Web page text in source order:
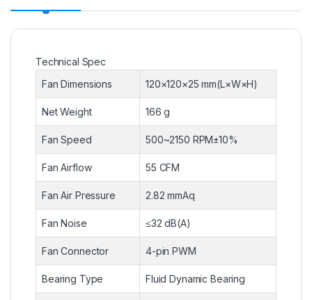
Technical Spec
Fan Dimensions
120×120×25 mm(L×W×H)
Net Weight 166 g
Fan Speed 500~2150 RPM±10%
Fan Airflow 55 CFM
Fan Air Pressure 2.82 mmAq
Fan Noise ≤32 dB(A)
Fan Connector 4-pin PWM
Bearing Type Fluid Dynamic Bearing